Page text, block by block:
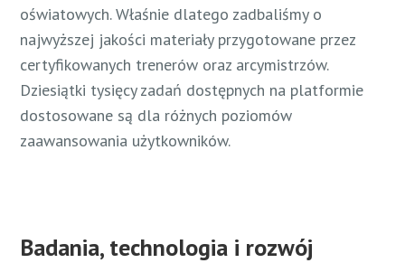
oświatowych. Właśnie dlatego zadbaliśmy o
najwyższej jakości materiały przygotowane przez
certyfikowanych trenerów oraz arcymistrzów.
Dziesiątki tysięcy zadań dostępnych na platformie
dostosowane są dla różnych poziomów
zaawansowania użytkowników.
Badania, technologia i rozwój